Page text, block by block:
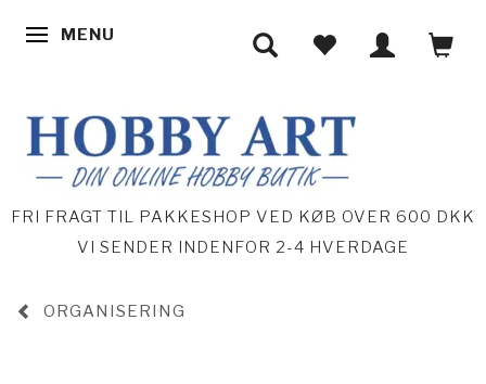
SKIFTE NAVIGATION
MENU
FRI FRAGT TIL PAKKESHOP VED KØB OVER 600 DKK
VI SENDER INDENFOR 2-4 HVERDAGE
ORGANISERING